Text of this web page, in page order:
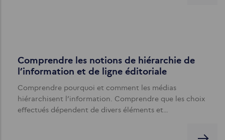
Comprendre les notions de hiérarchie de
l’information et de ligne éditoriale
Comprendre pourquoi et comment les médias
hiérarchisent l’information. Comprendre que les choix
effectués dépendent de divers éléments et…